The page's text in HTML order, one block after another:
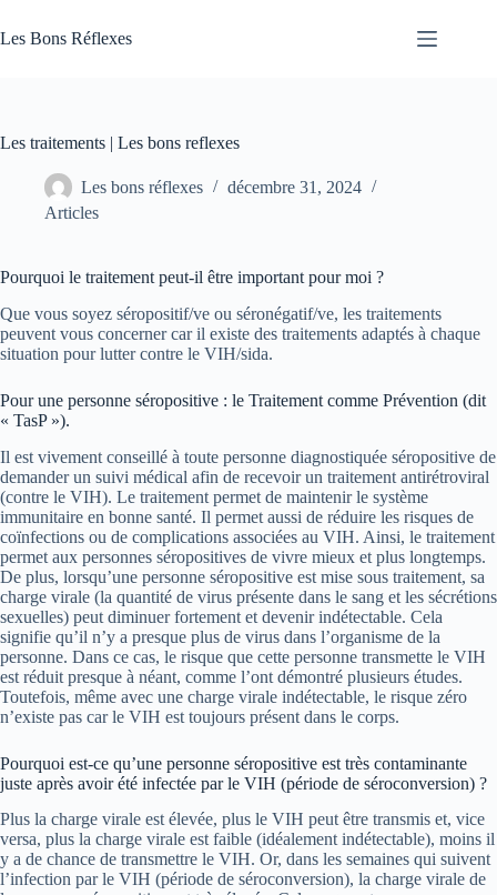
au
contenu
Les Bons Réflexes
Les traitements | Les bons reflexes
Les bons réflexes
décembre 31, 2024
Articles
Pourquoi le traitement peut-il être important pour moi ?
Que vous soyez séropositif/ve ou séronégatif/ve, les traitements
peuvent vous concerner car il existe des traitements adaptés à chaque
situation pour lutter contre le VIH/sida.
Pour une personne séropositive : le Traitement comme Prévention (dit
« TasP »).
Il est vivement conseillé à toute personne diagnostiquée séropositive de
demander un suivi médical afin de recevoir un traitement antirétroviral
(contre le VIH). Le traitement permet de maintenir le système
immunitaire en bonne santé. Il permet aussi de réduire les risques de
coïnfections ou de complications associées au VIH. Ainsi, le traitement
permet aux personnes séropositives de vivre mieux et plus longtemps.
De plus, lorsqu’une personne séropositive est mise sous traitement, sa
charge virale (la quantité de virus présente dans le sang et les sécrétions
sexuelles) peut diminuer fortement et devenir indétectable. Cela
signifie qu’il n’y a presque plus de virus dans l’organisme de la
personne. Dans ce cas, le risque que cette personne transmette le VIH
est réduit presque à néant, comme l’ont démontré plusieurs études.
Toutefois, même avec une charge virale indétectable, le risque zéro
n’existe pas car le VIH est toujours présent dans le corps.
Pourquoi est-ce qu’une personne séropositive est très contaminante
juste après avoir été infectée par le VIH (période de séroconversion) ?
Plus la charge virale est élevée, plus le VIH peut être transmis et, vice
versa, plus la charge virale est faible (idéalement indétectable), moins il
y a de chance de transmettre le VIH. Or, dans les semaines qui suivent
l’infection par le VIH (période de séroconversion), la charge virale de